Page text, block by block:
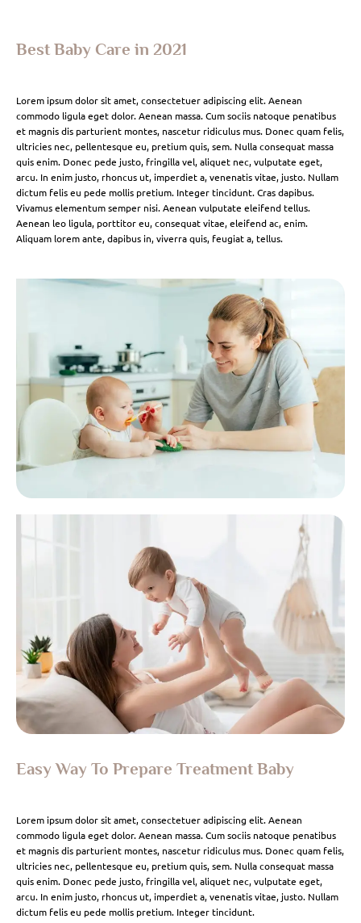
Best Baby Care in 2021
Lorem ipsum dolor sit amet, consectetuer adipiscing elit. Aenean
commodo ligula eget dolor. Aenean massa. Cum sociis natoque penatibus
et magnis dis parturient montes, nascetur ridiculus mus. Donec quam felis,
ultricies nec, pellentesque eu, pretium quis, sem. Nulla consequat massa
quis enim. Donec pede justo, fringilla vel, aliquet nec, vulputate eget,
arcu. In enim justo, rhoncus ut, imperdiet a, venenatis vitae, justo. Nullam
dictum felis eu pede mollis pretium. Integer tincidunt. Cras dapibus.
Vivamus elementum semper nisi. Aenean vulputate eleifend tellus.
Aenean leo ligula, porttitor eu, consequat vitae, eleifend ac, enim.
Aliquam lorem ante, dapibus in, viverra quis, feugiat a, tellus.
Easy Way To Prepare Treatment Baby
Lorem ipsum dolor sit amet, consectetuer adipiscing elit. Aenean
commodo ligula eget dolor. Aenean massa. Cum sociis natoque penatibus
et magnis dis parturient montes, nascetur ridiculus mus. Donec quam felis,
ultricies nec, pellentesque eu, pretium quis, sem. Nulla consequat massa
quis enim. Donec pede justo, fringilla vel, aliquet nec, vulputate eget,
arcu. In enim justo, rhoncus ut, imperdiet a, venenatis vitae, justo. Nullam
dictum felis eu pede mollis pretium. Integer tincidunt.